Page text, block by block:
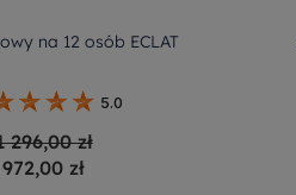
na 12 osób ECLAT
5.0
296,00 zł
972,00 zł